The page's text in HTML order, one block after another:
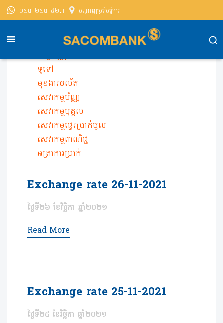
០២៣ ២២៣ ៤២៣ បណ្តាញ​ប្រតិបត្តិការ
ទូទៅ
មុខងារចល័ត
សេវាកម្មប័ណ្ណ
សេវាកម្មបុគ្គល
សេវាកម្មផ្ទេរប្រាក់ចូល
សេវាកម្មពាណិជ្ជ
អត្រា​ការ​ប្រាក់
Exchange rate 26-11-2021
ថ្ងៃទី២៦ ខែវិច្ឆិកា ឆ្នាំ២០២១
Read More
Exchange rate 25-11-2021
ថ្ងៃទី២៥ ខែវិច្ឆិកា ឆ្នាំ២០២១